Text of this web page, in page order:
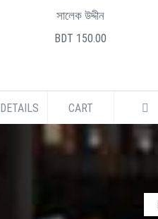
সালেক উদ্দীন
BDT 150.00
DETAILS CART